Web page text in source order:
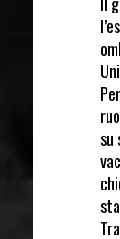
su